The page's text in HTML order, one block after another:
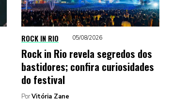
ROCK IN RIO 05/08/2026
Rock in Rio revela segredos dos
bastidores; confira curiosidades
do festival
PorVitória Zane